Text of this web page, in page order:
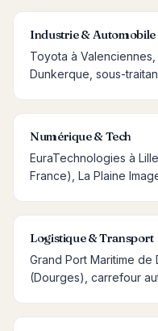
Industrie & Automobile
Toyota à
Dunkerque, sous-
Numérique & Tech
EuraTechnologies à
France), La Plaine
Logistique & Transport
Grand Port Maritime
(Dourges), carrefour